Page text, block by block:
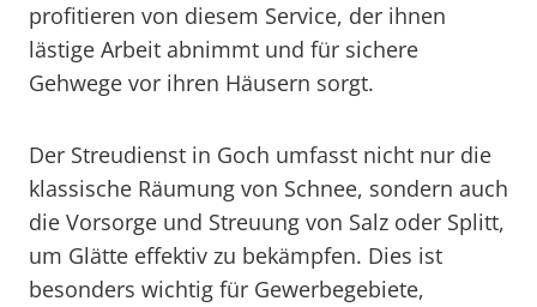
profitieren von diesem Service, der ihnen
lästige Arbeit abnimmt und für sichere
Gehwege vor ihren Häusern sorgt.
Der Streudienst in Goch umfasst nicht nur die
klassische Räumung von Schnee, sondern auch
die Vorsorge und Streuung von Salz oder Splitt,
um Glätte effektiv zu bekämpfen. Dies ist
besonders wichtig für Gewerbegebiete,